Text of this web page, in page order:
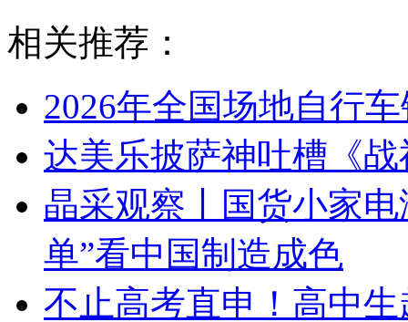
相关推荐：
2026年全国场地自行
达美乐披萨神吐槽《
晶采观察丨国货小家
单”看中国制造成色
不止高考直申！高中